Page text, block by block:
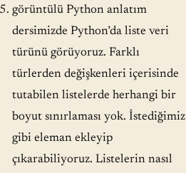
görüntülü Python anlatım
dersimizde Python’da liste veri
türünü görüyoruz. Farklı
türlerden değişkenleri içerisinde
tutabilen listelerde herhangi bir
boyut sınırlaması yok. İstediğimiz
gibi eleman ekleyip
çıkarabiliyoruz. Listelerin nasıl